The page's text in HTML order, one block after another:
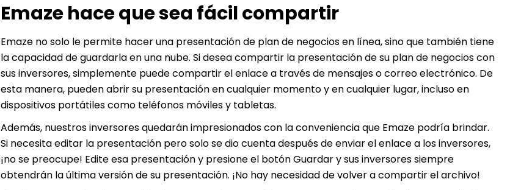
Emaze hace que sea fácil compartir
Emaze no solo le permite hacer una presentación de plan de negocios en línea, sino que también tiene
la capacidad de guardarla en una nube. Si desea compartir la presentación de su plan de negocios con
sus inversores, simplemente puede compartir el enlace a través de mensajes o correo electrónico. De
esta manera, pueden abrir su presentación en cualquier momento y en cualquier lugar, incluso en
dispositivos portátiles como teléfonos móviles y tabletas.
Además, nuestros inversores quedarán impresionados con la conveniencia que Emaze podría brindar.
Si necesita editar la presentación pero solo se dio cuenta después de enviar el enlace a los inversores,
¡no se preocupe! Edite esa presentación y presione el botón Guardar y sus inversores siempre
obtendrán la última versión de su presentación. ¡No hay necesidad de volver a compartir el archivo!